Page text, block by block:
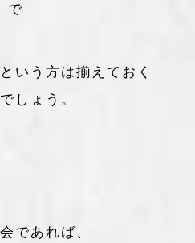
で
いう方は揃えておく
しょう。
であれば、